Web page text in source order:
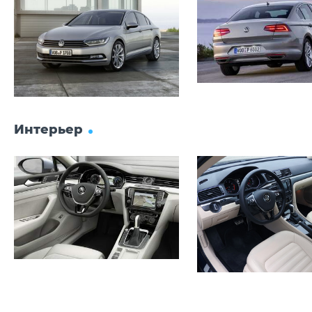
сидений
Наружные зеркала с
элекроприводом,
подогревом,
автозатемнением на
стороне водителя
Автоматическое управление
головным светом с
«Leaving Home» и ручным
управлением «Coming Home»
стекла с изменением
частоты срабатывания и
датчиком дождя
Интерьерные светильники с
задержкой выключения и
режимом приглушенного
света
2 LED-лампы для чтения с
хромированной отделкой
Интерьер